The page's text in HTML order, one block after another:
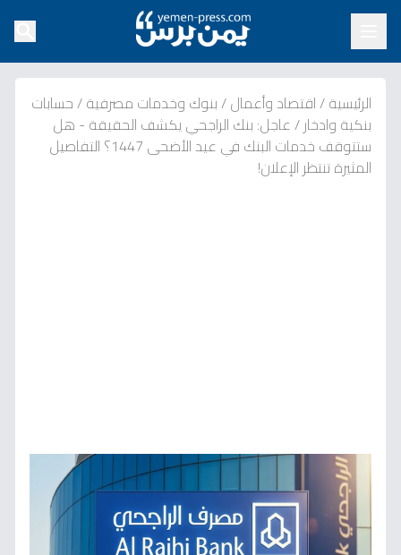
الرئيسية/اقتصاد وأعمال/بنوك وخدمات مصرفية/حسابات
بنكية وادخار /عاجل: بنك الراجحي يكشف الحقيقة - هل
ستتوقف خدمات البنك في عيد الأضحى 1447؟ التفاصيل
المثيرة تنتظر الإعلان!